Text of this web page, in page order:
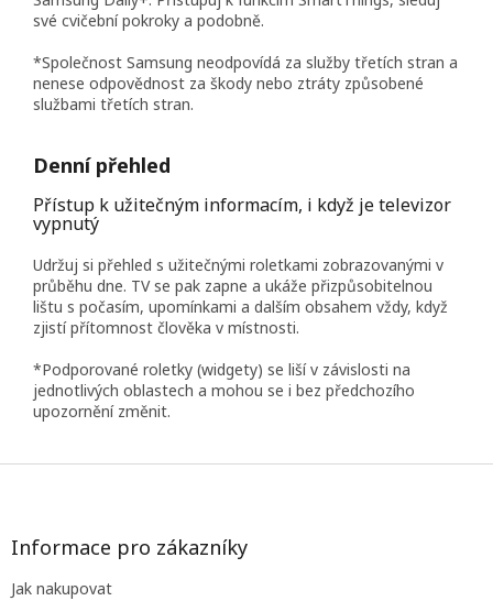
své cvičební pokroky a podobně.
*Společnost Samsung neodpovídá za služby třetích stran a
nenese odpovědnost za škody nebo ztráty způsobené
službami třetích stran.
Denní přehled
Přístup k užitečným informacím, i když je televizor
vypnutý
Udržuj si přehled s užitečnými roletkami zobrazovanými v
průběhu dne. TV se pak zapne a ukáže přizpůsobitelnou
lištu s počasím, upomínkami a dalším obsahem vždy, když
zjistí přítomnost člověka v místnosti.
*Podporované roletky (widgety) se liší v závislosti na
jednotlivých oblastech a mohou se i bez předchozího
upozornění změnit.
Z
Informace pro zákazníky
Jak nakupovat